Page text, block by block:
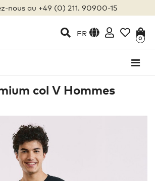
nous au +49 (0) 211. 90900-15
FR
0
col V Hommes